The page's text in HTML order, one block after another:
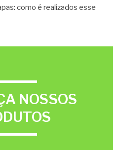
como é realizados esse
NOSSOS